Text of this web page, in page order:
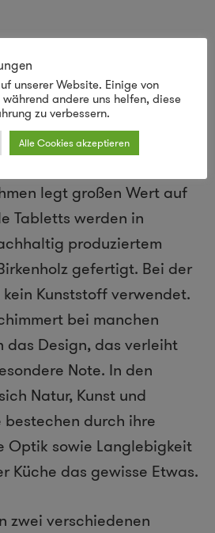
von Ary Home
sind dieHolztabletts von
Motiven des walisischen
legt großen Wert auf
Tabletts werden in
produziertem
gefertigt. Bei der
Kunststoff verwendet.
bei manchen
Design, das verleiht
Note. In den
Natur, Kunst und
durch ihre
Optik sowie Langlebigkeit
Küche das gewisse Etwas.
zwei verschiedenen
unserer Website. Einige von
andere uns helfen, diese
zu verbessern.
Alle Cookies akzeptieren